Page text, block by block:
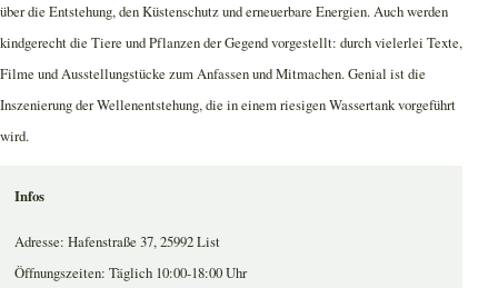
über die Entstehung, den Küstenschutz und erneuerbare Energien. Auch werden
kindgerecht die Tiere und Pflanzen der Gegend vorgestellt: durch vielerlei Texte,
Filme und Ausstellungstücke zum Anfassen und Mitmachen. Genial ist die
Inszenierung der Wellenentstehung, die in einem riesigen Wassertank vorgeführt
wird.
Infos
Adresse: Hafenstraße 37, 25992 List
Öffnungszeiten: Täglich 10:00-18:00 Uhr